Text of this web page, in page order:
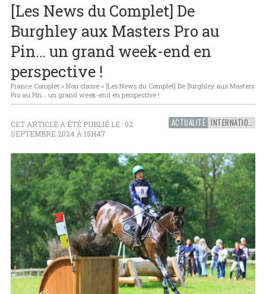
indoor reviennent le 23 Janvier 2027 !
[Les News du Complet] De
Burghley aux Masters Pro au
Pin… un grand week-end en
perspective !
France Complet» Non classé» [Les News du Complet] De Burghley aux Masters
Pro au Pin… un grand week-end en perspective !
ACTUALITÉ INTERNATIONAL
CET ARTICLE A ÉTÉ PUBLIÉ LE : 02
SEPTEMBRE 2024 À 15H47